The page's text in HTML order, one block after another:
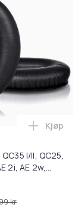
I/II, QC25,
2i, AE 2w,
kr
Legg
Kjøp